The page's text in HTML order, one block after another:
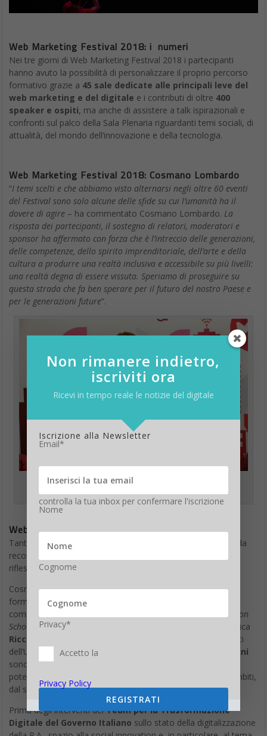
Web Marketing Festival 2018: i numeri
Nei tre giorni di Web Marketing Festival 2018 i partecipanti
hanno avuto la possibilità di personalizzare il proprio percorso
formativo grazie a 45 sale dedicate alle principali leve del
web marketing e del digitale e i contributi di oltre 400
speaker e ospiti, ma anche di assistere a talk ispirazionali e
confronti sul palco della Sala Plenaria riguardanti temi sociali, di
attualità, del mondo dell’innovazione e della tecnologia.
Web Marketing Festival 2018: Cosmano Lombardo
“I temi scelti e che abbiamo visto alternarsi negli oltre 60 eventi
del Festival sono solo alcune delle sfide su cui l’umanità ha il
dovere di agire – ha commentato Cosmano Lombardo. La
risposta dei partecipanti, il sostegno di relatori, moderatori e
sponsor ha affermato con forza che è l’intreccio delle generazioni,
delle competenze, dello spirito imprenditoriale, dell’arte e della
cultura a produrre una realtà inclusiva e accessibile su più livelli:
una realtà degna di essere vissuta. Speriamo di proseguire su
questa strada che fa ben sperare per il futuro del nostro Paese e
per le generazioni future”.
Cosmano Lombardo con Cristina Chiabotto al Web Marketing
Web Marketing Festival 2018: gli ospiti
Tante le storie e le idee che hanno animato la 6^ edizione, da
record, di Web Marketing Festival 2018 , regalando spunti di
riflessione a tutti i presenti.
Cosmano Lombardo, Chairman dell’evento e ideatore del
format, ha dato il via ai lavori della tre giorni conducendo in
compagnia di Elio diversi panel. Il ricercatore della
NYU Tandon
School of Engineering
, l’esperto in informatica
Riccardo Meggiato
e i docenti
dell’Università di Bologna
Dario Modenini
sono intervenuti sul palco della Sala Plenaria analizzando le
potenzialità della trasformazione digitale declinate in vari ambiti,
dal sociale all’aerospaziale.
Prima degli interventi delTeam per la Trasformazione
Digitale del Governo Italiano sullo stato della digitalizzazione
Non rimanere indietro,
iscriviti ora
Ricevi in tempo reale le notizie del digitale
Iscrizione alla Newsletter
Email*
controlla la tua inbox per confermare l'iscrizione
Nome
Cognome
Privacy*
Accetto la
Privacy Policy
REGISTRATI